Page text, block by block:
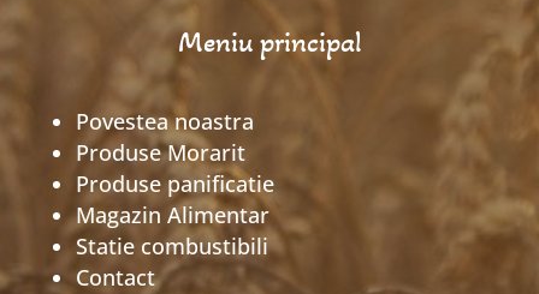
Meniu principal
Povestea noastra
Produse Morarit
Produse panificatie
Magazin Alimentar
Statie combustibili
Contact